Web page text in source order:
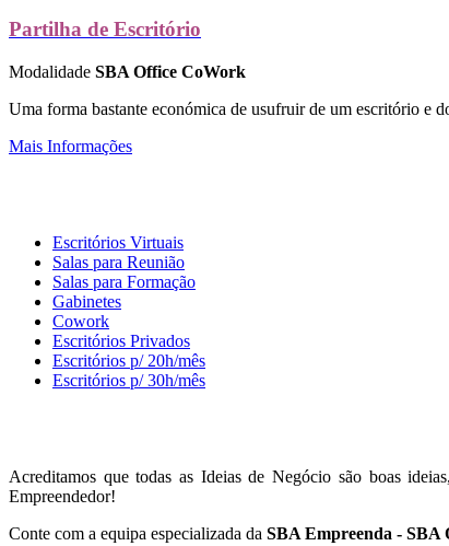
Partilha de Escritório
Modalidade SBA Office CoWork
Uma forma bastante económica de usufruir de um escritório e
Mais Informações
Escritórios Virtuais
Salas para Reunião
Salas para Formação
Gabinetes
Cowork
Escritórios Privados
Escritórios p/ 20h/mês
Escritórios p/ 30h/mês
Acreditamos que todas as Ideias de Negócio são boas
Empreendedor!
Conte com a equipa especializada da SBA Empreenda - SBA